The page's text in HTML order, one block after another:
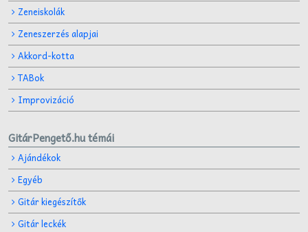
Zeneiskolák
Zeneszerzés alapjai
Akkord-kotta
TABok
Improvizáció
GitárPengető.hu témái
Ajándékok
Egyéb
Gitár kiegészítők
Gitár leckék